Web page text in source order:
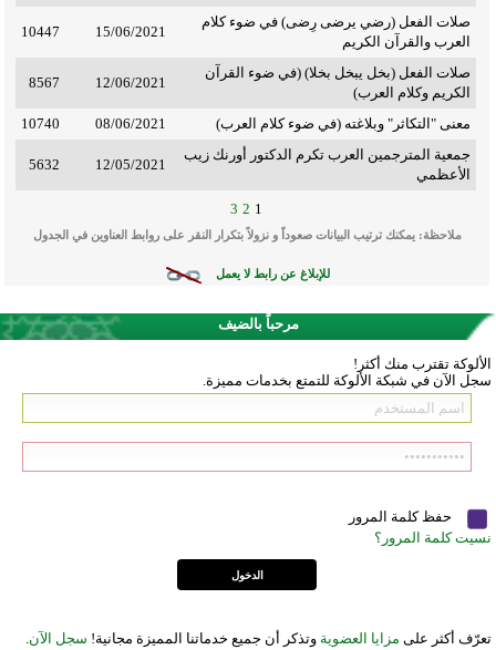
صلات الفعل (رضي يرضى رِضى) في ضوء كلام
العرب والقرآن الكريم
15/06/2021
10447
صلات الفعل (بخل يبخل بخلا) (في ضوء القرآن
الكريم وكلام العرب)
12/06/2021
8567
معنى "التكاثر" وبلاغته (في ضوء كلام العرب) 08/06/2021
10740
جمعية المترجمين العرب تكرم الدكتور أورنك زيب
الأعظمي
12/05/2021
5632
1
2
3
ملاحظة: يمكنك ترتيب البيانات صعوداً و نزولاً بتكرار النقر على روابط العناوين في الجدول
للإبلاغ عن رابط لا يعمل
مرحباً بالضيف
الألوكة تقترب منك أكثر!
سجل الآن في شبكة الألوكة للتمتع بخدمات مميزة.
حفظ كلمة المرور
نسيت كلمة المرور؟
تعرّف أكثر على مزايا العضوية وتذكر أن جميع خدماتنا المميزة مجانية! سجل الآن.